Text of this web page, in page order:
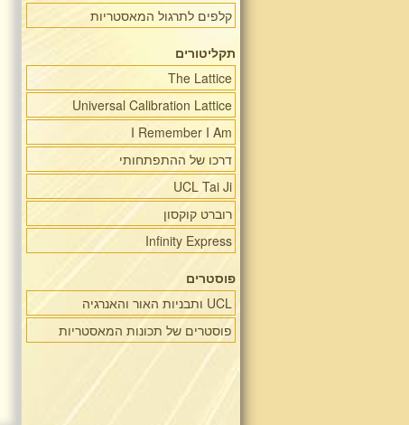
קלפים לתרגול המאסטריות
תקליטורים
The Lattice
Universal Calibration Lattice
I Remember I Am
דרכו של ההתפתחותי
UCL Tai Ji
רוברט קוקסון
Infinity Express
פוסטרים
UCL ותבניות האור והאנרגיה
פוסטרים של תכונות המאסטריות